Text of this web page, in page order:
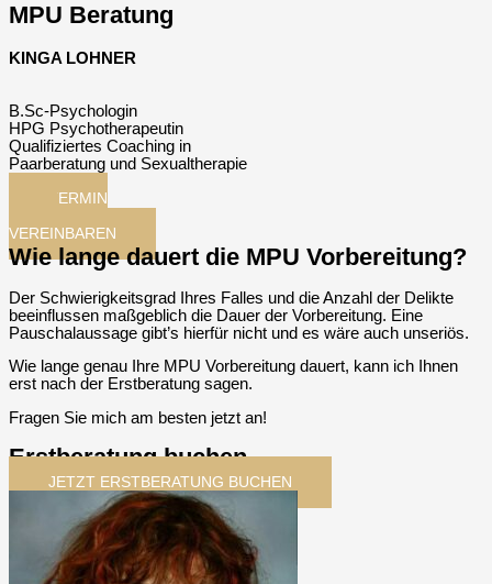
MPU Beratung
KINGA LOHNER
B.Sc-Psychologin
HPG Psychotherapeutin
Qualifiziertes Coaching in
Paarberatung und Sexualtherapie
TERMIN
VEREINBAREN
Wie lange dauert die MPU Vorbereitung?
Der Schwierigkeitsgrad Ihres Falles und die Anzahl der Delikte
beeinflussen maßgeblich die Dauer der Vorbereitung. Eine
Pauschalaussage gibt’s hierfür nicht und es wäre auch unseriös.
Wie lange genau Ihre MPU Vorbereitung dauert, kann ich Ihnen
erst nach der Erstberatung sagen.
Fragen Sie mich am besten jetzt an!
Erstberatung buchen
JETZT ERSTBERATUNG BUCHEN